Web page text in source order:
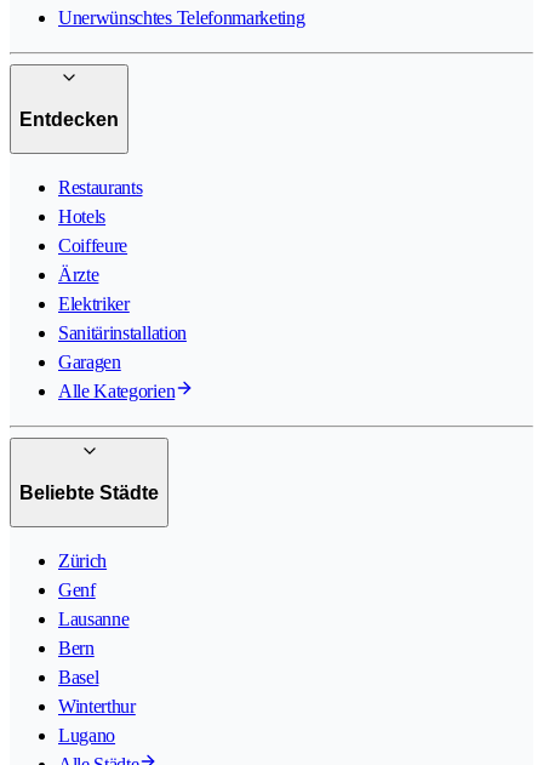
Unerwünschtes Telefonmarketing
Entdecken
Restaurants
Hotels
Coiffeure
Ärzte
Elektriker
Sanitärinstallation
Garagen
Alle Kategorien
Beliebte Städte
Zürich
Genf
Lausanne
Bern
Basel
Winterthur
Lugano